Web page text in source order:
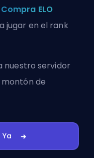
Compra ELO
jugar en el rank
nuestro servidor
de